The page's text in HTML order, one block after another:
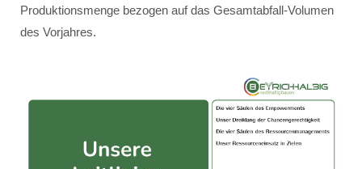
Produktionsmenge bezogen auf das Gesamtabfall-Volumen
des Vorjahres.